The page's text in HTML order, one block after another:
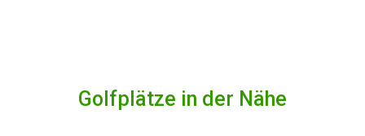
Golfplätze in der Nähe